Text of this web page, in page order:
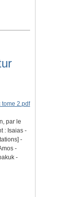
par le
: Isaias -
-
-
-